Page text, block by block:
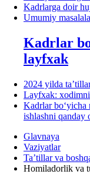
Kadrlarga doir
Umumiy
Kadrlar
layfхak
2024 yilda
Layfхak:
Kadrlar boʻyicha
ishlashni qanday
Glavnaya
Vaziyatlar
Ta’tillar va
Homiladorlik va